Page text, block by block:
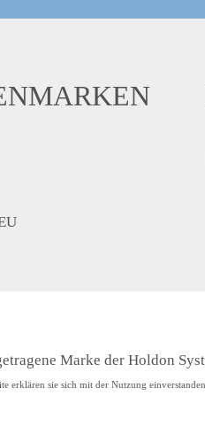
Marke der Holdon
erklären sie sich mit der Nutzung einverstanden.